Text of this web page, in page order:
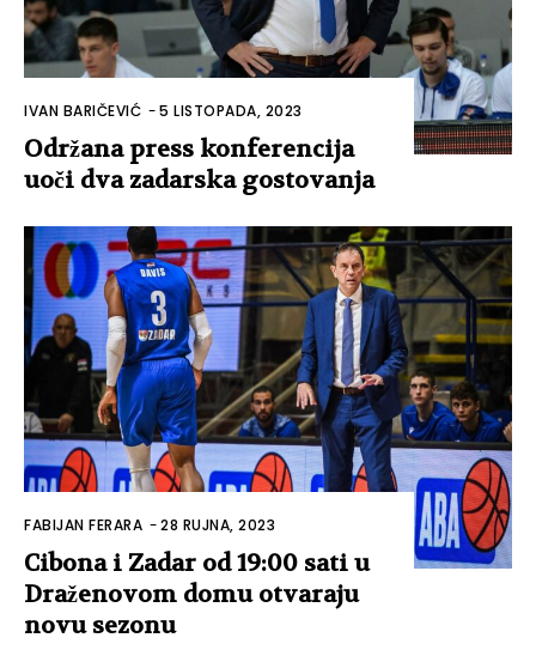
IVAN BARIČEVIĆ -5 LISTOPADA, 2023
Održana press konferencija
uoči dva zadarska gostovanja
FABIJAN FERARA -28 RUJNA, 2023
Cibona i Zadar od 19:00 sati u
Draženovom domu otvaraju
novu sezonu